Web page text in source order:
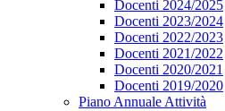
Docenti 2024/2025
Docenti 2023/2024
Docenti 2022/2023
Docenti 2021/2022
Docenti 2020/2021
Docenti 2019/2020
Piano Annuale Attività